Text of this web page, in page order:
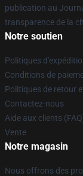
publication au
transparence de la
Notre soutien
Politiques
Conditions de
Politiques de retour
Contactez-nous
Aide aux clients
Vente
Notre magasin
Nous offrons des